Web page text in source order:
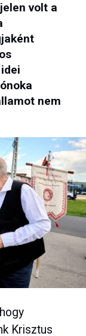
volt a
nem
Krisztus